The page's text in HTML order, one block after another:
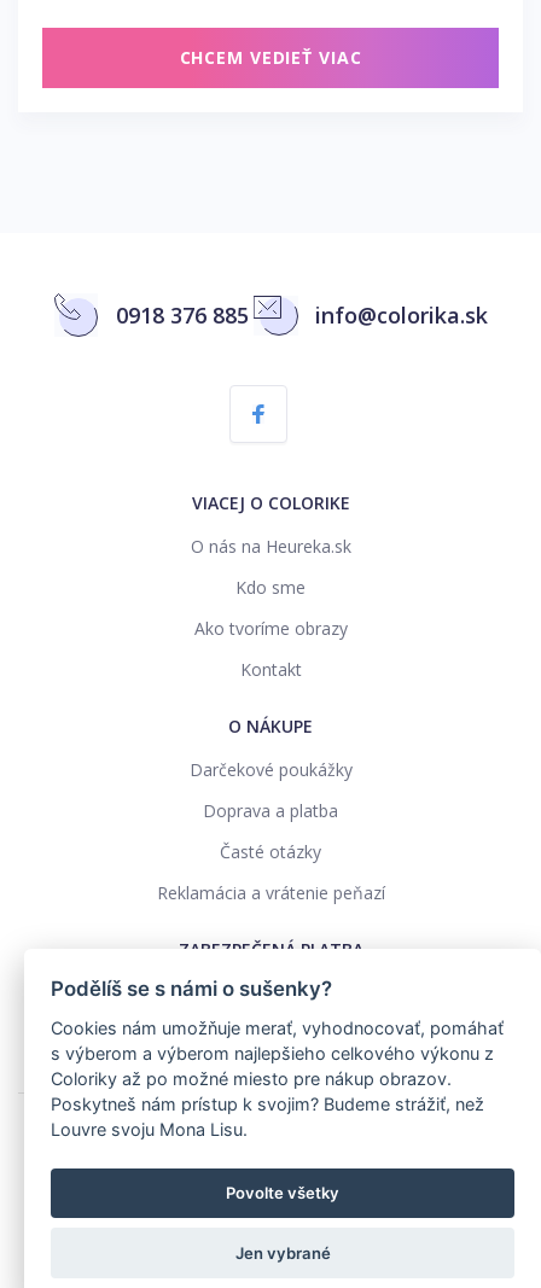
CHCEM VEDIEŤ VIAC
0918 376 885 info@colorika.sk
VIACEJ O COLORIKE
O nás na Heureka.sk
Kdo sme
Ako tvoríme obrazy
Kontakt
O NÁKUPE
Darčekové poukážky
Doprava a platba
Časté otázky
Reklamácia a vrátenie peňazí
ZABEZPEČENÁ PLATBA
Obchodné podmienky
Realizace: pavelszabo.cz
Podělíš se s námi o sušenky?
Cookies nám umožňuje merať, vyhodnocovať, pomáhať
s výberom a výberom najlepšieho celkového výkonu z
Coloriky až po možné miesto pre nákup obrazov.
Poskytneš nám prístup k svojim? Budeme strážiť, než
Louvre svoju Mona Lisu.
Povolte všetky
Jen vybrané